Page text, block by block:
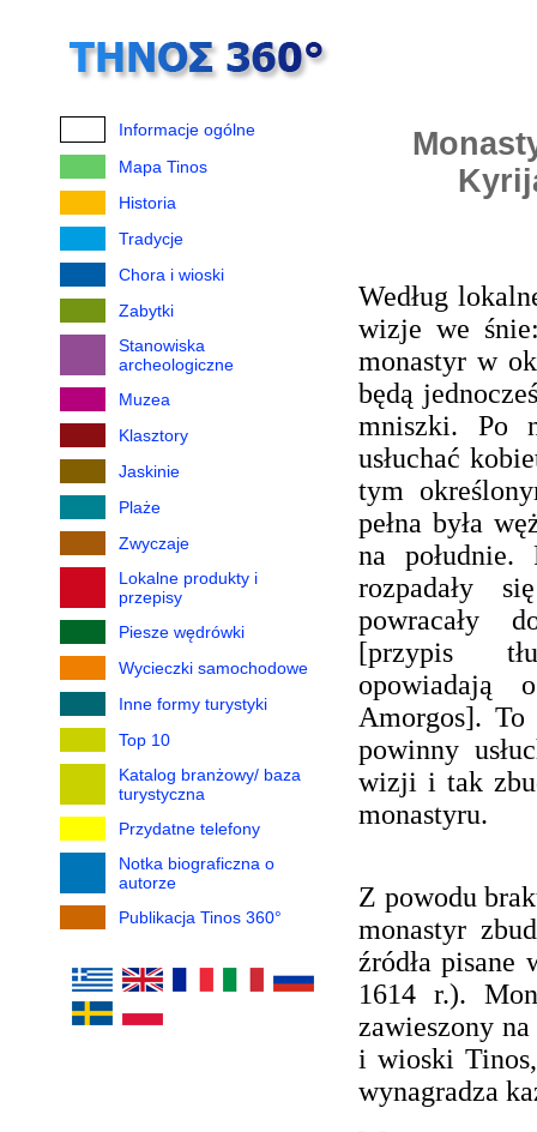
Informacje ogólne
Mapa Tinos
Historia
Tradycje
Chora i wioski
Zabytki
Stanowiska
archeologiczne
Muzea
Klasztory
Jaskinie
Plaże
Zwyczaje
Lokalne produkty i
przepisy
Piesze wędrówki
Wycieczki samochodowe
Inne formy turystyki
Top 10
Katalog branżowy/ baza
turystyczna
Przydatne telefony
Notka biograficzna o
autorze
Publikacja Tinos 360°
Według
wizje we
monastyr w
będą
mniszki. Po
usłuchać
tym
pełna była
na
rozpadały
powracały
[przypis
opowiadają
Amorgos]. To
powinny
wizji i tak
monastyru.
Z powodu
monastyr
źródła
1614 r.).
zawieszony
i wioski
wynagradza